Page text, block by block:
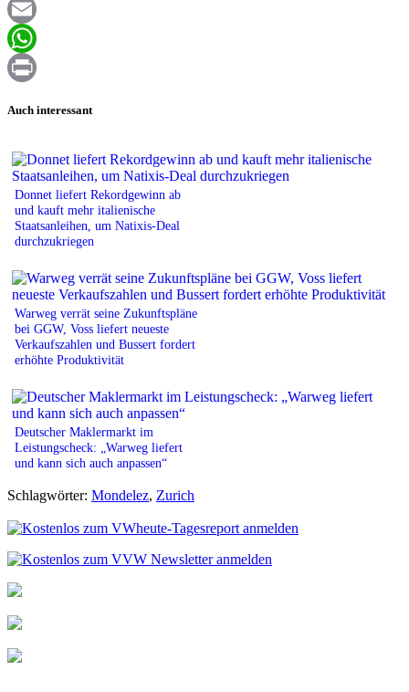
Facebook
Email
WhatsApp
Auch interessant
Donnet liefert Rekordgewinn ab
und kauft mehr italienische
Staatsanleihen, um Natixis-Deal
durchzukriegen
Warweg verrät seine Zukunftspläne
bei GGW, Voss liefert neueste
Verkaufszahlen und Bussert fordert
erhöhte Produktivität
Deutscher Maklermarkt im
Leistungscheck: „Warweg liefert
und kann sich auch anpassen“
Schlagwörter: Mondelez, Zurich